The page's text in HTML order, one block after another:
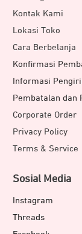
Kontak Kami
Lokasi Toko
Cara Berbelanja
Konfirmasi
Informasi
Pembatalan dan
Corporate Order
Privacy Policy
Terms & Service
Sosial Media
Instagram
Threads